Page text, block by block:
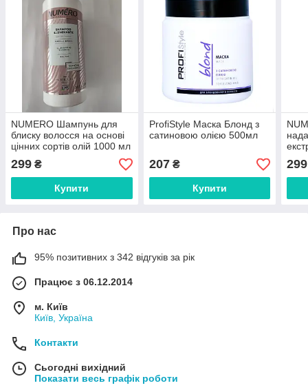
NUMERO Шампунь для
блиску волосся на основі
цінних сортів олій 1000 мл
(1760) (шт.)
299 ₴
Купити
ProfiStyle Маска Блонд з
сатиновою олією 500мл
207₴
Купити
299
Про нас
95% позитивних з 342 відгуків за рік
Працює з 06.12.2014
м. Київ
Київ, Україна
Контакти
Сьогодні вихідний
Показати весь графік роботи